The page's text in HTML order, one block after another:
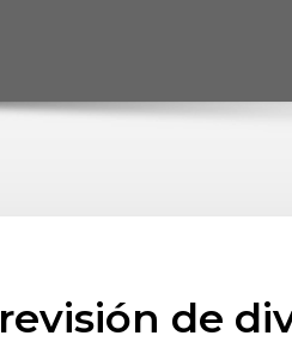
de